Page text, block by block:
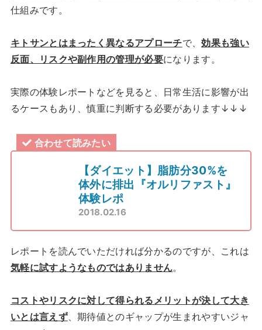
仕組みです。
キトサンとはまったく異なるアプローチで、効果も強い
反面、リスクや副作用の管理が必要になります。
実際の体験レポートなどを見ると、日常生活に影響が出
るケースもあり、慎重に判断する必要があります↓↓↓
合わせて読みたい
【ダイエット】脂肪分30%を
体外に排出『オルリファスト』
体験レポ
2018.02.16
レポートを読んでいただければ分かるのですが、これは
気軽に試すようなものではありません。
コストやリスクに対して得られるメリットが決して大き
いとは言えず、期待値とのギャップが生まれやすいジャ